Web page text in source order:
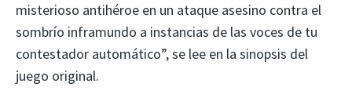
misterioso antihéroe en un ataque asesino contra el
sombrío inframundo a instancias de las voces de tu
contestador automático”, se lee en la sinopsis del
juego original.